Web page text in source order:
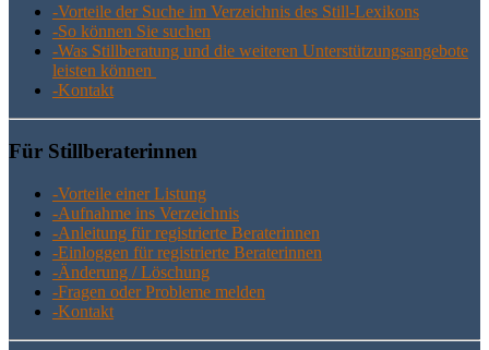
-Vor­tei­le der Suche im Ver­zeich­nis des Still-Lexikons
-So kön­nen Sie suchen
-Was Still­be­ra­tung und die wei­te­ren Unter­stüt­zungs­an­ge­bo­te
leis­ten können
-Kon­takt
Für Still­be­ra­te­rin­nen
-Vor­tei­le einer Listung
-Auf­nah­me ins Verzeichnis
-Anlei­tung für regis­trier­te Beraterinnen
-Ein­log­gen für regis­trier­te Beraterinnen
-Ände­rung / Löschung
-Fra­gen oder Pro­ble­me melden
-Kon­takt